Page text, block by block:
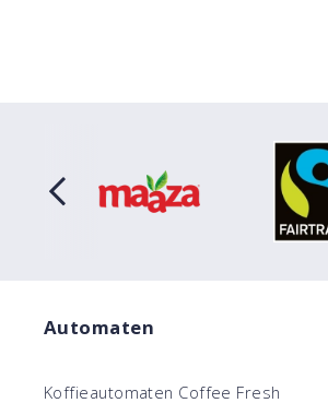
Automaten
Koffieautomaten Coffee Fresh